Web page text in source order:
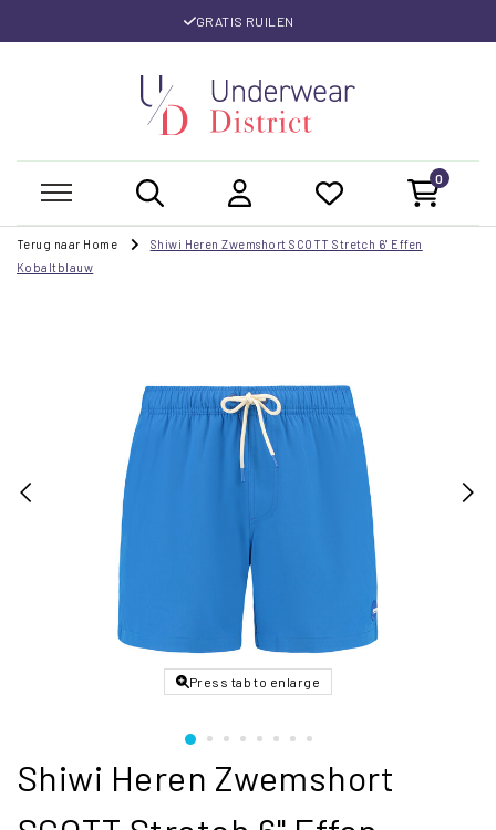
GRATIS RUILEN
0
Terug naar Home
Shiwi Heren Zwemshort SCOTT Stretch 6" Effen
Kobaltblauw
Press tab to enlarge
Shiwi Heren Zwemshort